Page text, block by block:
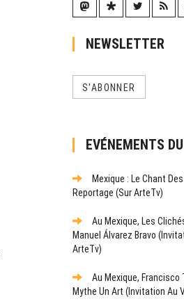
NEWSLETTER
S'ABONNER
EVÉNEMENTS
Mexique : Le Chant
Reportage (sur ArteTv)
Au Mexique, Les
Manuel Álvarez Bravo
ArteTv)
Au Mexique, Francisco
Mythe Un Art (Invitation Au